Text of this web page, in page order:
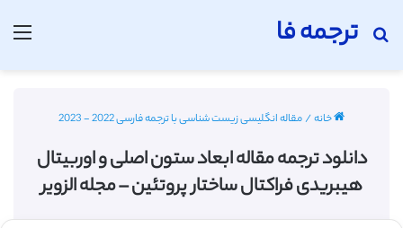
ترجمه فا
جستجو برای
خانه/مقاله انگلیسی زیست شناسی با ترجمه فارسی 2022 - 2023
دانلود ترجمه مقاله ابعاد ستون اصلی و اوربیتال
هیبریدی فراکتال ساختار پروتئین – مجله الزویر